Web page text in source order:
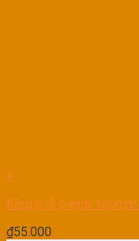
+
Kềm 2 lỗ 6 inch
₫55.000